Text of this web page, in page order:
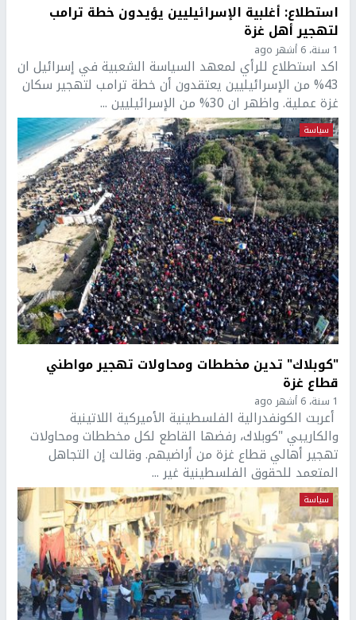
استطلاع: أغلبية الإسرائيليين يؤيدون خطة ترامب
لتهجير أهل غزة
1 سنة، 6 أشهر ago
اكد استطلاع للرأي لمعهد السياسة الشعبية في إسرائيل ان
43% من الإسرائيليين يعتقدون أن خطة ترامب لتهجير سكان
غزة عملية. واظهر ان 30% من الإسرائيليين ...
سياسة
"كوبلاك" تدين مخططات ومحاولات تهجير مواطني
قطاع غزة
1 سنة، 6 أشهر ago
أعربت الكونفدرالية الفلسطينية الأميركية اللاتينية
والكاريبي "كوبلاك، رفضها القاطع لكل مخططات ومحاولات
تهجير أهالي قطاع غزة من أراضيهم. وقالت إن التجاهل
المتعمد للحقوق الفلسطينية غير ...
سياسة